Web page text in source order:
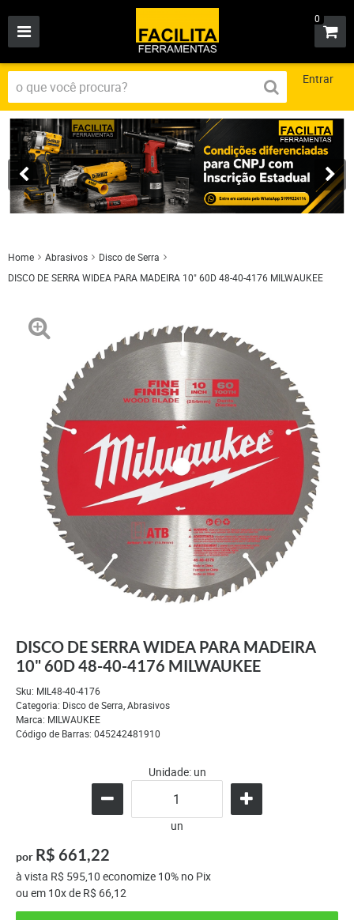
0
Entrar
Home Abrasivos
Disco de Serra
DISCO DE SERRA WIDEA PARA MADEIRA 10" 60D 48-40-4176 MILWAUKEE
DISCO DE SERRA WIDEA PARA MADEIRA
10" 60D 48-40-4176 MILWAUKEE
Sku: MIL48-40-4176
Categoria: Disco de Serra,Abrasivos
Marca: MILWAUKEE
Código de Barras: 045242481910
Unidade: un
un
por R$ 661,22
à vista R$ 595,10 economize 10% no Pix
ou em 10xde R$ 66,12